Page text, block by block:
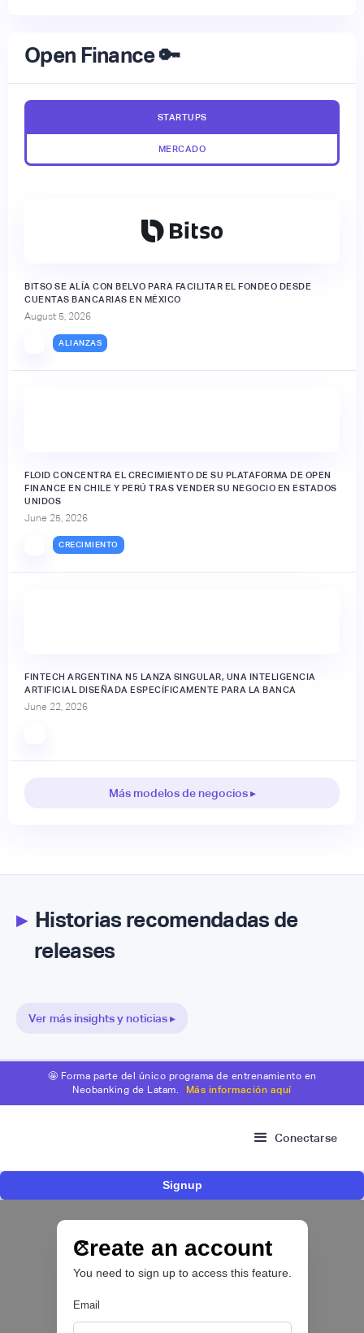
Open Finance 🔑
STARTUPS
MERCADO
BITSO SE ALÍA CON BELVO PARA FACILITAR EL FONDEO DESDE
CUENTAS BANCARIAS EN MÉXICO
August 5, 2026
ALIANZAS
FLOID CONCENTRA EL CRECIMIENTO DE SU PLATAFORMA DE OPEN
FINANCE EN CHILE Y PERÚ TRAS VENDER SU NEGOCIO EN ESTADOS
UNIDOS
June 25, 2026
CRECIMIENTO
FINTECH ARGENTINA N5 LANZA SINGULAR, UNA INTELIGENCIA
ARTIFICIAL DISEÑADA ESPECÍFICAMENTE PARA LA BANCA
June 22, 2026
Más modelos de negocios ▸
▸Historias recomendadas de
releases
Ver más insights y noticias ▸
🤩 Forma parte del único programa de entrenamiento en
Neobanking de Latam.
Más información aquí
Conectarse
Signup
Create an account
You need to sign up to access this feature.
Email
IA para automatizar la gestión de tesorería de
las PYMEs
BFM 👔
July 28